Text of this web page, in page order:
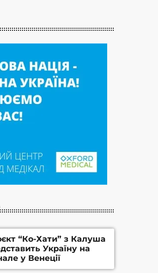
“Ко-Хати” з Калуша
Україну на
у Венеції